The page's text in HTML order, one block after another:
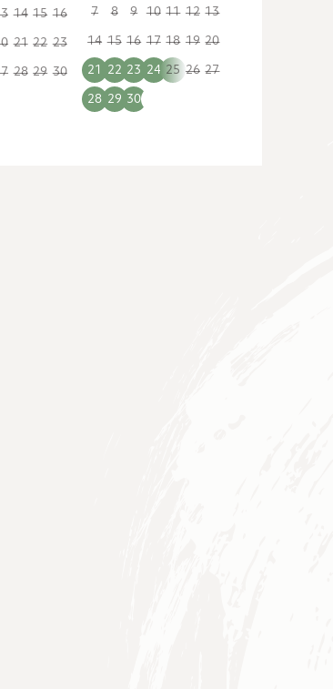
14 15 16
21 22 23
28 29 30
7 8 9 10 11 12 13
14 15 16 17 18 19 20
21 22 23 24 25 26 27
28 29 30